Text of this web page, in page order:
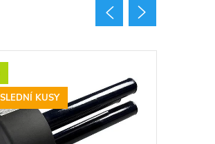
KUSY